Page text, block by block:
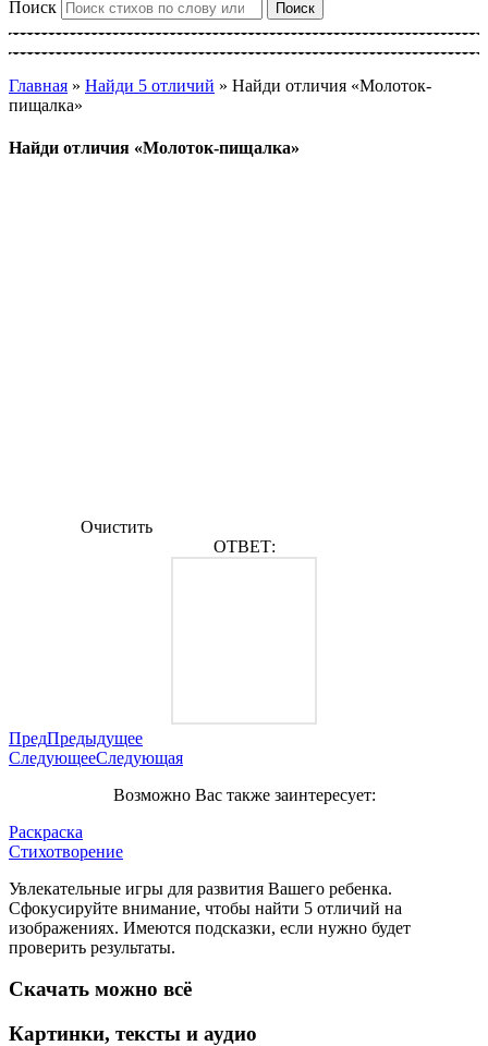
Поиск Поиск
Главная » Найди 5 отличий » Найди отличия «Молоток-
пищалка»
Найди отличия «Молоток-пищалка»
Очистить
ОТВЕТ:
ПредПредыдущее
СледующееСледующая
Возможно Вас также заинтересует:
Раскраска
Стихотворение
Увлекательные игры для развития Вашего ребенка.
Сфокусируйте внимание, чтобы найти 5 отличий на
изображениях. Имеются подсказки, если нужно будет
проверить результаты.
Скачать можно всё
Картинки, тексты и аудио